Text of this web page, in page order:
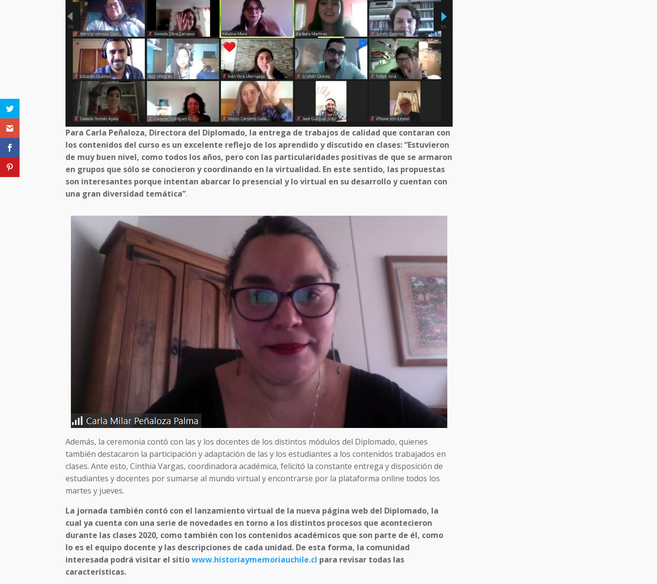
Para Carla Peñaloza, Directora del Diplomado, la entrega de trabajos de calidad que contaran con
los contenidos del curso es un excelente reflejo de los aprendido y discutido en clases: “Estuvieron
de muy buen nivel, como todos los años, pero con las particularidades positivas de que se armaron
en grupos que sólo se conocieron y coordinando en la virtualidad. En este sentido, las propuestas
son interesantes porque intentan abarcar lo presencial y lo virtual en su desarrollo y cuentan con
una gran diversidad temática”.
Además, la ceremonia contó con las y los docentes de los distintos módulos del Diplomado, quienes
también destacaron la participación y adaptación de las y los estudiantes a los contenidos trabajados en
clases. Ante esto, Cinthia Vargas, coordinadora académica, felicitó la constante entrega y disposición de
estudiantes y docentes por sumarse al mundo virtual y encontrarse por la plataforma online todos los
martes y jueves.
La jornada también contó con el lanzamiento virtual de la nueva página web del Diplomado, la
cual ya cuenta con una serie de novedades en torno a los distintos procesos que acontecieron
durante las clases 2020, como también con los contenidos académicos que son parte de él, como
lo es el equipo docente y las descripciones de cada unidad. De esta forma, la comunidad
interesada podrá visitar el sitiowww.historiaymemoriauchile.cl para revisar todas las
características.